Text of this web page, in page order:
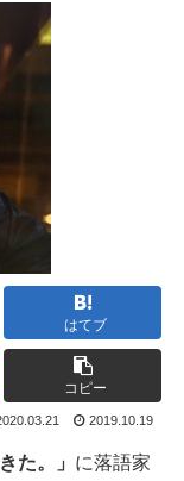
はてブ
コピー
2019.10.19
た。」 に落語家